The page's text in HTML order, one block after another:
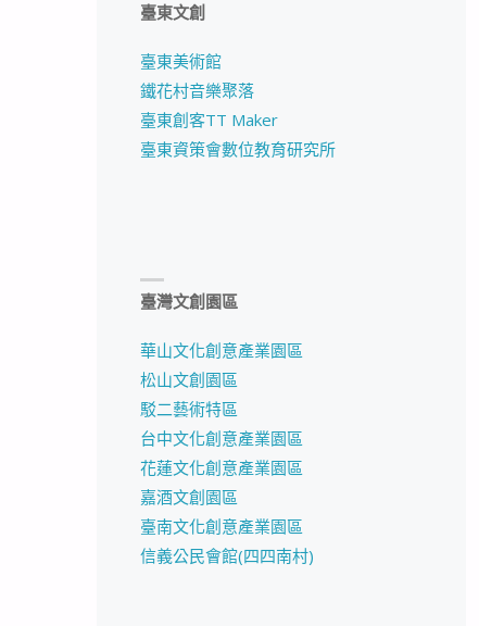
臺東文創
臺東美術館
鐵花村音樂聚落
臺東創客TT Maker
臺東資策會數位教育研究所
臺灣文創園區
華山文化創意產業園區
松山文創園區
駁二藝術特區
台中文化創意產業園區
花蓮文化創意產業園區
嘉酒文創園區
臺南文化創意產業園區
信義公民會館(四四南村)